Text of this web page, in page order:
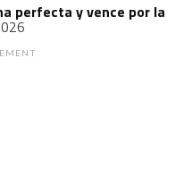
perfecta y vence por la